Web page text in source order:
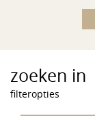
zoeken in
filteropties